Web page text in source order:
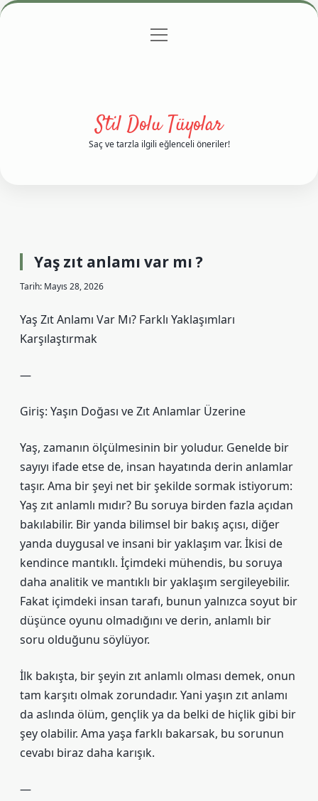
Gizlilik Politikası
menüyü
Stil Dolu Tüyolar
Saç ve tarzla ilgili eğlenceli öneriler!
Yaş zıt anlamı var mı ?
Tarih: Mayıs 28, 2026
Yaş Zıt Anlamı Var Mı? Farklı Yaklaşımları
Karşılaştırmak
—
Giriş: Yaşın Doğası ve Zıt Anlamlar Üzerine
Yaş, zamanın ölçülmesinin bir yoludur. Genelde bir
sayıyı ifade etse de, insan hayatında derin anlamlar
taşır. Ama bir şeyi net bir şekilde sormak istiyorum:
Yaş zıt anlamlı mıdır? Bu soruya birden fazla açıdan
bakılabilir. Bir yanda bilimsel bir bakış açısı, diğer
yanda duygusal ve insani bir yaklaşım var. İkisi de
kendince mantıklı. İçimdeki mühendis, bu soruya
daha analitik ve mantıklı bir yaklaşım sergileyebilir.
Fakat içimdeki insan tarafı, bunun yalnızca soyut bir
düşünce oyunu olmadığını ve derin, anlamlı bir
soru olduğunu söylüyor.
İlk bakışta, bir şeyin zıt anlamlı olması demek, onun
tam karşıtı olmak zorundadır. Yani yaşın zıt anlamı
da aslında ölüm, gençlik ya da belki de hiçlik gibi bir
şey olabilir. Ama yaşa farklı bakarsak, bu sorunun
cevabı biraz daha karışık.
—